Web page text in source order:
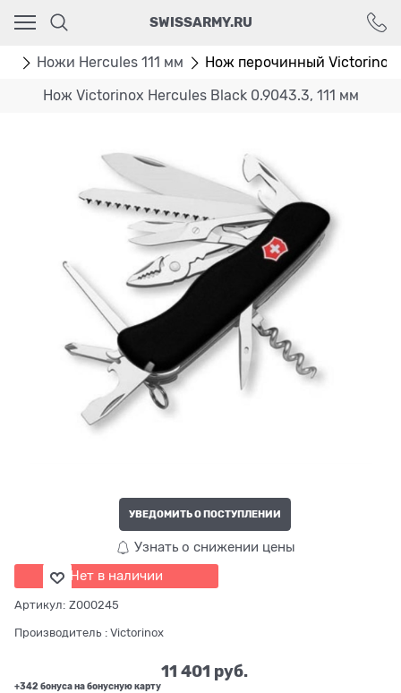
SWISSARMY.RU
Ножи Hercules 111 мм Нож перочинный Victorinox
Нож Victorinox Hercules Black 0.9043.3, 111 мм
УВЕДОМИТЬ О ПОСТУПЛЕНИИ
Узнать о снижении цены
Нет в наличии
Артикул: Z000245
Производитель : Victorinox
11 401 руб.
+342 бонуса на бонусную карту
Ваш город - Москва,
угадали?
ДА НЕТ